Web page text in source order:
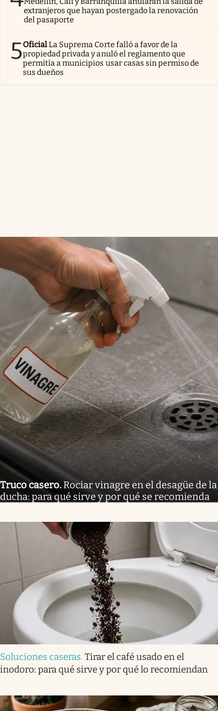
extranjeros que hayan postergado la renovación
del pasaporte
5OficialLa Suprema Corte falló a favor de la
propiedad privada y anuló el reglamento que
permitía a municipios usar casas sin permiso de
sus dueños
Truco casero. Rociar vinagre en el desagüe de la
ducha: para qué sirve y por qué se recomienda
Soluciones caseras. Tirar el café usado en el
inodoro: para qué sirve y por qué lo recomiendan